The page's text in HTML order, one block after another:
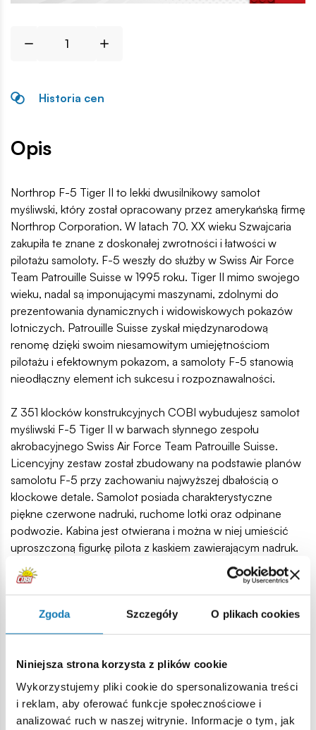
Zgoda Szczegóły O plikach cookies
Niniejsza strona korzysta z plików cookie
Wykorzystujemy pliki cookie do spersonalizowania treści
i reklam, aby oferować funkcje społecznościowe i
analizować ruch w naszej witrynie. Informacje o tym, jak
Historia cen
Opis
Northrop F-5 Tiger II to lekki dwusilnikowy samolot
myśliwski, który został opracowany przez amerykańską firmę
Northrop Corporation. W latach 70. XX wieku Szwajcaria
zakupiła te znane z doskonałej zwrotności i łatwości w
pilotażu samoloty. F-5 weszły do służby w Swiss Air Force
Team Patrouille Suisse w 1995 roku. Tiger II mimo swojego
wieku, nadal są imponującymi maszynami, zdolnymi do
prezentowania dynamicznych i widowiskowych pokazów
lotniczych. Patrouille Suisse zyskał międzynarodową
renomę dzięki swoim niesamowitym umiejętnościom
pilotażu i efektownym pokazom, a samoloty F-5 stanowią
nieodłączny element ich sukcesu i rozpoznawalności.
Z 351 klocków konstrukcyjnych COBI wybudujesz samolot
myśliwski F-5 Tiger II w barwach słynnego zespołu
akrobacyjnego Swiss Air Force Team Patrouille Suisse.
Licencyjny zestaw został zbudowany na podstawie planów
samolotu F-5 przy zachowaniu najwyższej dbałością o
klockowe detale. Samolot posiada charakterystyczne
piękne czerwone nadruki, ruchome lotki oraz odpinane
podwozie. Kabina jest otwierana i można w niej umieścić
uproszczoną figurkę pilota z kaskiem zawierającym nadruk.
W komplecie znajduje się klockowa podstawka
ekspozycyjna oraz tabliczka zawierająca nazwę, skalę
samolotu oraz flagę Szwajcarii. Model w skali 1:48 uzupełnia
kolekcję samolotów wydanych w ramach kolekcji Armed
Forces! Zbuduj to!
351 wysokiej jakości elementy,
tradycją,
spełniają normy bezpieczeństwa dotyczące produktów